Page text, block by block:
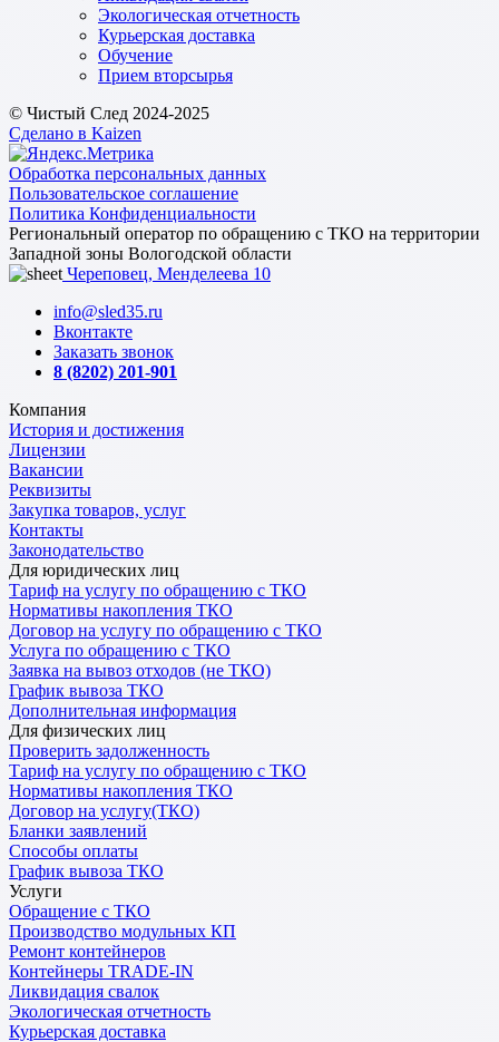
Экологическая отчетность
Курьерская доставка
Обучение
Прием вторсырья
© Чистый След 2024-2025
Сделано в Kaizen
Обработка персональных данных
Пользовательское соглашение
Политика Конфиденциальности
Региональный оператор по обращению с ТКО на территории
Западной зоны Вологодской области
Череповец, Менделеева 10
info@sled35.ru
Вконтакте
Заказать звонок
8 (8202) 201-901
Компания
История и достижения
Лицензии
Вакансии
Реквизиты
Закупка товаров, услуг
Контакты
Законодательство
Для юридических лиц
Тариф на услугу по обращению с ТКО
Нормативы накопления ТКО
Договор на услугу по обращению с ТКО
Услуга по обращению с ТКО
Заявка на вывоз отходов (не ТКО)
График вывоза ТКО
Дополнительная информация
Для физических лиц
Проверить задолженность
Тариф на услугу по обращению с ТКО
Нормативы накопления ТКО
Договор на услугу(ТКО)
Бланки заявлений
Способы оплаты
График вывоза ТКО
Услуги
Обращение с ТКО
Производство модульных КП
Ремонт контейнеров
Контейнеры TRADE-IN
Ликвидация свалок
Экологическая отчетность
Курьерская доставка